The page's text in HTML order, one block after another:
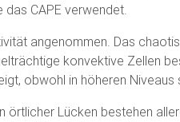
CAPE verwendet.
angenommen. Das
konvektive Zellen
obwohl in höheren
örtlicher Lücken bestehen